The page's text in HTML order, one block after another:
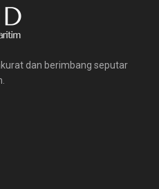
dan berimbang seputar